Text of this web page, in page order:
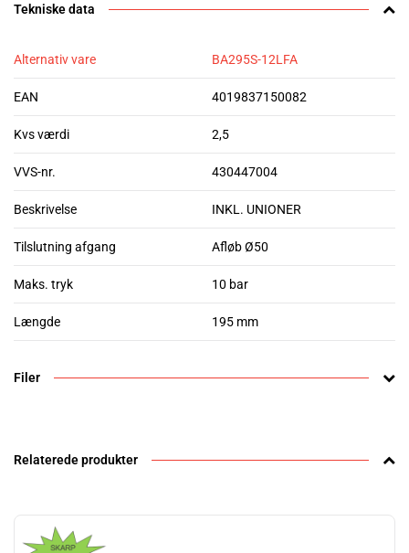
Tekniske data
Alternativ vare BA295S-12LFA
EAN 4019837150082
Kvs værdi 2,5
VVS-nr. 430447004
Beskrivelse INKL. UNIONER
Tilslutning afgang Afløb Ø50
Maks. tryk 10 bar
Længde 195 mm
Filer
Relaterede produkter